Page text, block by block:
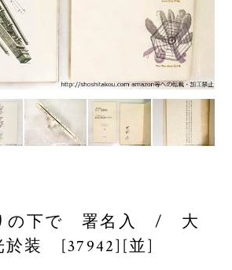
の下で 署名入 / 大
装 [37942][並]